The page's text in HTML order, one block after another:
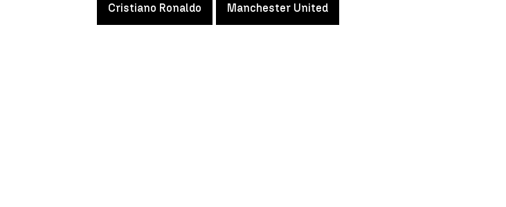
Cristiano Ronaldo Manchester United